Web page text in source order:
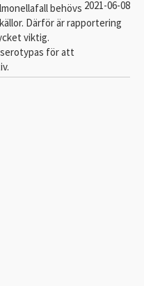
2021-06-08
behövs
Därför är rapportering
viktig.
för att